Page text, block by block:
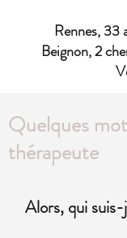
Rennes, 33
Beignon, 2
Quelques
thérapeute
Alors, qui